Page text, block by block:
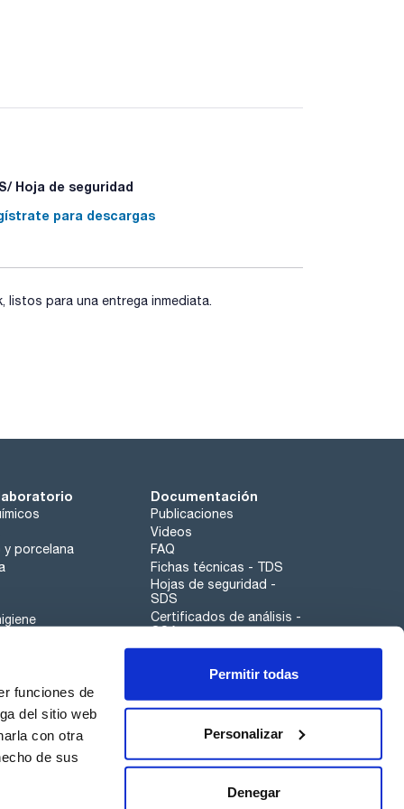
funciones de
del sitio web
con otra
de sus
Permitir todas
Personalizar
Denegar
- P310 - P370+P378 - P405 - P501a
Hoja de seguridad
para descargas
para una entrega inmediata.
y porcelana
Documentación
Publicaciones
Videos
FAQ
Fichas técnicas - TDS
Hojas de seguridad -
SDS
Certificados de análisis -
COA
Aplicaciones
Canal de denuncias